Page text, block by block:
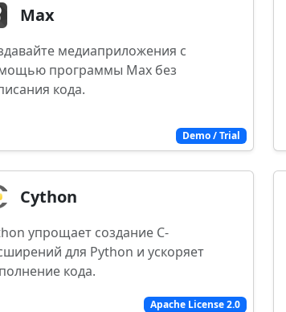
Demo / Trial
Max
медиаприложения с
программы Max без
кода.
Apache License 2.0
Cython
упрощает создание C-
для Python и ускоряет
кода.